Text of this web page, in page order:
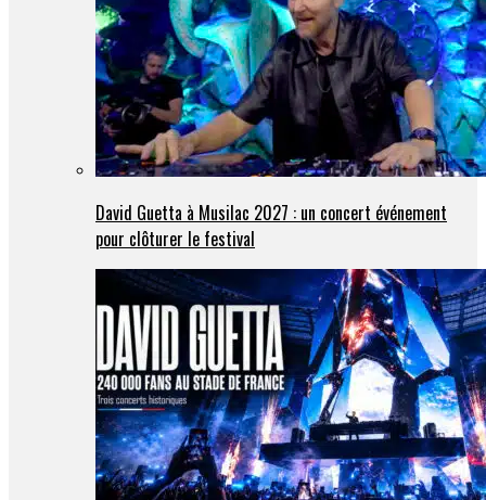
David Guetta à Musilac 2027 : un concert événement
pour clôturer le festival